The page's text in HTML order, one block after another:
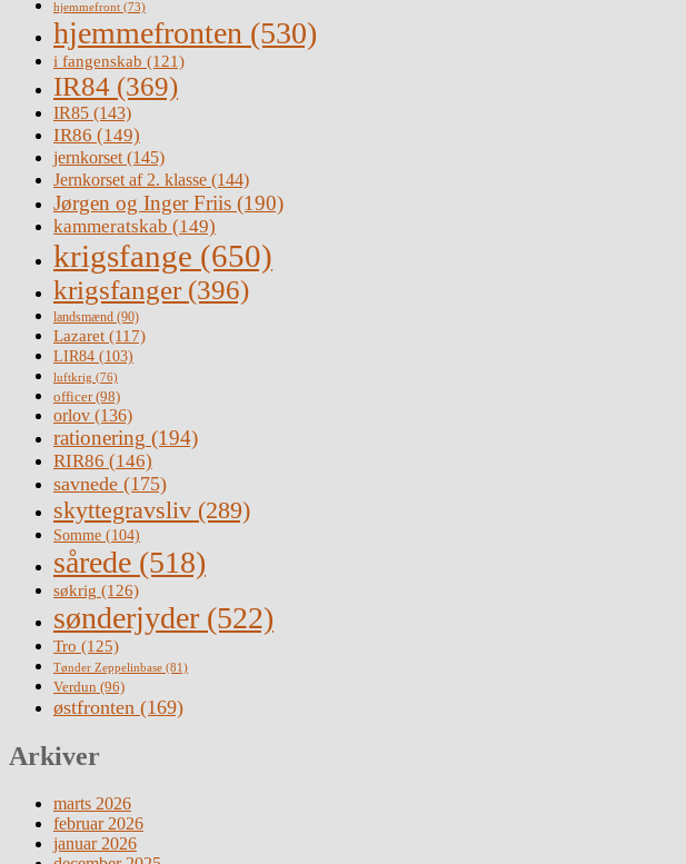
hjemmefront (73)
hjemmefronten (530)
i fangenskab (121)
IR84 (369)
IR85 (143)
IR86 (149)
jernkorset(145)
Jernkorset af 2. klasse (144)
Jørgen og Inger Friis (190)
kammeratskab (149)
krigsfange (650)
krigsfanger (396)
landsmænd (90)
Lazaret (117)
LIR84 (103)
luftkrig (76)
officer(98)
orlov (136)
rationering (194)
RIR86 (146)
savnede (175)
skyttegravsliv (289)
Somme (104)
sårede (518)
søkrig (126)
sønderjyder (522)
Tro (125)
Tønder Zeppelinbase (81)
Verdun (96)
østfronten (169)
Arkiver
marts 2026
februar 2026
januar 2026